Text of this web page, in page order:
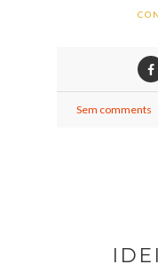
Sem comments